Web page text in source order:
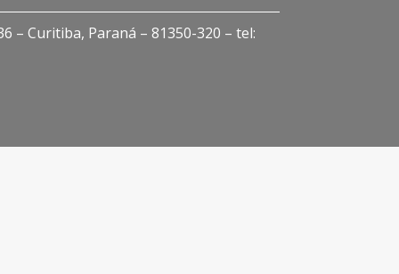
– Curitiba, Paraná – 81350-320 – tel: